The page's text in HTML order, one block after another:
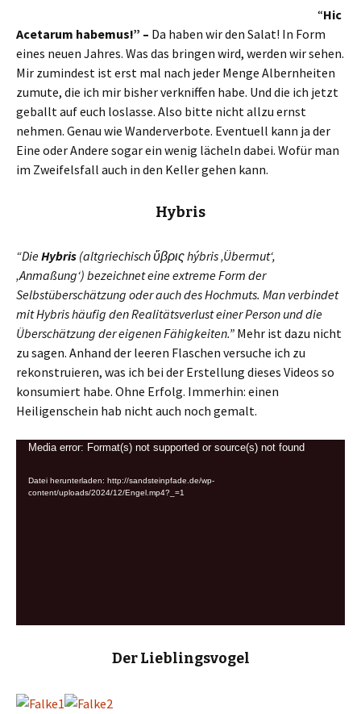
“Hic
Acetarum habemus!” – Da haben wir den Salat! In Form
eines neuen Jahres. Was das bringen wird, werden wir sehen.
Mir zumindest ist erst mal nach jeder Menge Albernheiten
zumute, die ich mir bisher verkniffen habe. Und die ich jetzt
geballt auf euch loslasse. Also bitte nicht allzu ernst
nehmen. Genau wie Wanderverbote. Eventuell kann ja der
Eine oder Andere sogar ein wenig lächeln dabei. Wofür man
im Zweifelsfall auch in den Keller gehen kann.
Hybris
“DieHybris (altgriechisch ὕβρις hýbris ‚Übermut‘,
‚Anmaßung‘) bezeichnet eine extreme Form der
Selbstüberschätzung oder auch des Hochmuts. Man verbindet
mit Hybris häufig den Realitätsverlust einer Person und die
Überschätzung der eigenen Fähigkeiten.” Mehr ist dazu nicht
zu sagen. Anhand der leeren Flaschen versuche ich zu
rekonstruieren, was ich bei der Erstellung dieses Videos so
konsumiert habe. Ohne Erfolg. Immerhin: einen
Heiligenschein hab nicht auch noch gemalt.
Video-
Media error: Format(s) not supported or source(s) not found
Datei herunterladen: http://sandsteinpfade.de/wp-
content/uploads/2024/12/Engel.mp4?_=1
Der Lieblingsvogel